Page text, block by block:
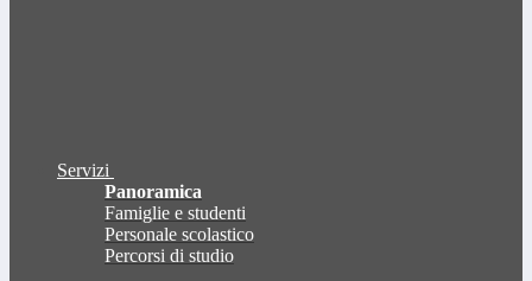
Servizi
Panoramica
Famiglie e studenti
Personale scolastico
Percorsi di studio